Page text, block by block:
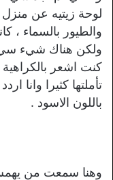
لوحة زيتيه عن
والطيور بالسماء ،
ولكن هناك شيء سيء
كنت اشعر بالكراهية
تأملتها كثيرا وانا
باللون الاسود .
وهنا سمعت من